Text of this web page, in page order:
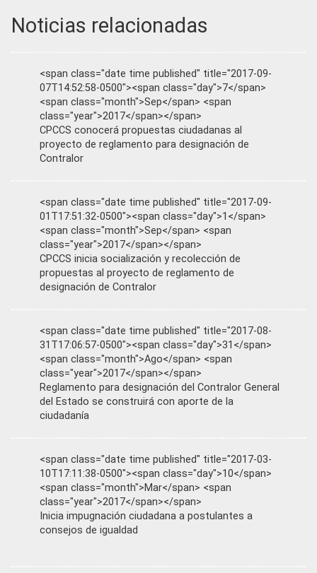
Noticias relacionadas
<span class="date time published" title="2017-09-
07T14:52:58-0500"><span class="day">7</span>
<span class="month">Sep</span> <span
class="year">2017</span></span>
CPCCS conocerá propuestas ciudadanas al
proyecto de reglamento para designación de
Contralor
<span class="date time published" title="2017-09-
01T17:51:32-0500"><span class="day">1</span>
<span class="month">Sep</span> <span
class="year">2017</span></span>
CPCCS inicia socialización y recolección de
propuestas al proyecto de reglamento de
designación de Contralor
<span class="date time published" title="2017-08-
31T17:06:57-0500"><span class="day">31</span>
<span class="month">Ago</span> <span
class="year">2017</span></span>
Reglamento para designación del Contralor General
del Estado se construirá con aporte de la
ciudadanía
<span class="date time published" title="2017-03-
10T17:11:38-0500"><span class="day">10</span>
<span class="month">Mar</span> <span
class="year">2017</span></span>
Inicia impugnación ciudadana a postulantes a
consejos de igualdad